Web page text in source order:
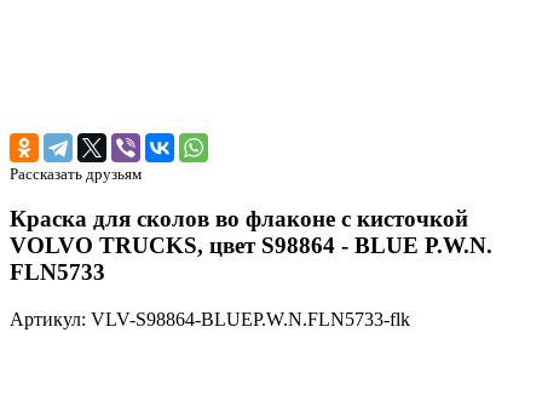
Рассказать друзьям
Краска для сколов во флаконе с кисточкой
VOLVO TRUCKS, цвет S98864 - BLUE P.W.N.
FLN5733
Артикул: VLV-S98864-BLUEP.W.N.FLN5733-flk